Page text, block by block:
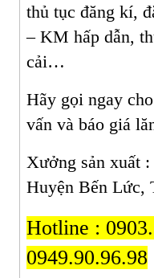
thủ tục đăng kí,
– KM hấp dẫn,
cải…
Hãy gọi ngay
vấn và báo giá
Xưởng sản xuất
Huyện Bến Lức,
Hotline :
0949.90.96.98